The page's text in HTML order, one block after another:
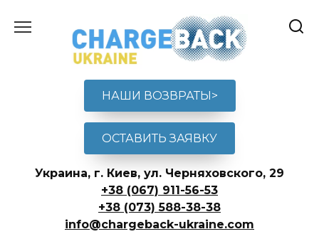
содержанию
НАШИ ВОЗВРАТЫ>
ОСТАВИТЬ ЗАЯВКУ
Украина, г. Киев, ул. Черняховского, 29
+38 (067) 911-56-53
+38 (073) 588-38-38
info@chargeback-ukraine.com